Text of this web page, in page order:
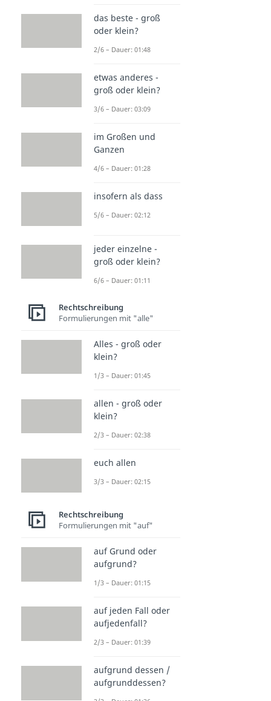
das beste - groß
oder klein?
2/6 – Dauer: 01:48
etwas anderes -
groß oder klein?
3/6 – Dauer: 03:09
im Großen und
Ganzen
4/6 – Dauer: 01:28
insofern als dass
5/6 – Dauer: 02:12
jeder einzelne -
groß oder klein?
6/6 – Dauer: 01:11
Rechtschreibung
Formulierungen mit "alle"
Alles - groß oder
klein?
1/3 – Dauer: 01:45
allen - groß oder
klein?
2/3 – Dauer: 02:38
euch allen
3/3 – Dauer: 02:15
Rechtschreibung
Formulierungen mit "auf"
auf Grund oder
aufgrund?
1/3 – Dauer: 01:15
auf jeden Fall oder
aufjedenfall?
2/3 – Dauer: 01:39
aufgrund dessen /
aufgrunddessen?